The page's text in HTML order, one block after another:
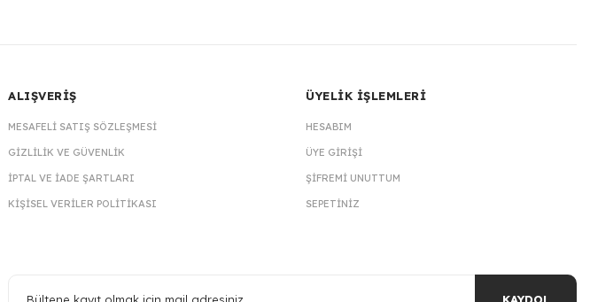
ALIŞVERİŞ
MESAFELI SATIŞ SÖZLEŞMESI
GIZLILIK VE GÜVENLIK
İPTAL VE İADE ŞARTLARI
KIŞISEL VERILER POLITIKASI
ÜYELİK İŞLEMLERİ
HESABIM
ÜYE GIRIŞI
ŞIFREMI UNUTTUM
SEPETINIZ
KAYDOL